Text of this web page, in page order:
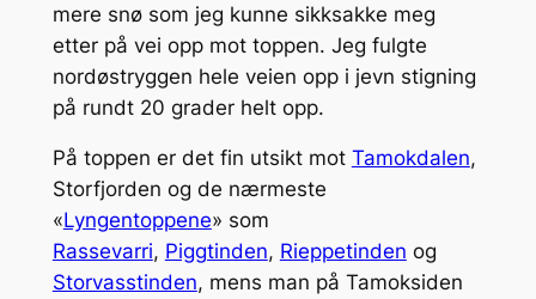
mere snø som jeg kunne sikksakke meg
etter på vei opp mot toppen. Jeg fulgte
nordøstryggen hele veien opp i jevn stigning
på rundt 20 grader helt opp.
På toppen er det fin utsikt mot Tamokdalen,
Storfjorden og de nærmeste
«Lyngentoppene» som
Rassevarri, Piggtinden, Rieppetinden og
Storvasstinden, mens man på Tamoksiden